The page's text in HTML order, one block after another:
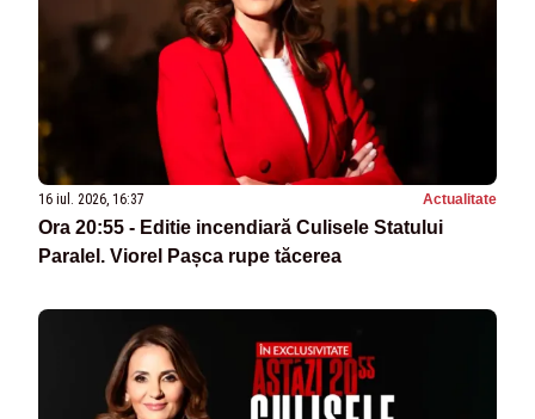
16 iul. 2026, 16:37 Actualitate
Ora 20:55 - Editie incendiară Culisele Statului
Paralel. Viorel Pașca rupe tăcerea